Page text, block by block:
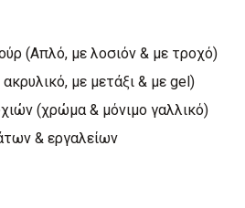
(Απλό, με λοσιόν & με τροχό)
με μετάξι & με gel)
(χρώμα & μόνιμο γαλλικό)
& εργαλείων